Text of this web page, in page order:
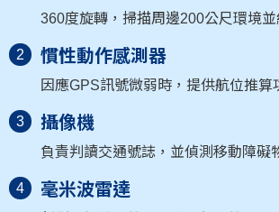
360度旋轉，掃描周邊200公尺環境並
2 慣性動作感測器
因應GPS訊號微弱時，提供航位推算
3 攝像機
負責判讀交通號誌，並偵測移動障礙
4 毫米波雷達